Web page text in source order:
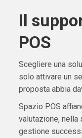
Il
POS
Scegliere una
solo attivare un
proposta abbia
Spazio POS
valutazione, nella
gestione